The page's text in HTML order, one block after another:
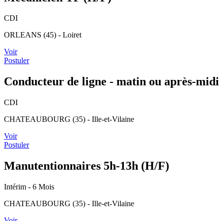
CDI
ORLEANS (45) - Loiret
Voir
Postuler
Conducteur de ligne - matin ou après-
CDI
CHATEAUBOURG (35) - Ille-et-Vilaine
Voir
Postuler
Manutentionnaires 5h-13h (H/F)
Intérim - 6 Mois
CHATEAUBOURG (35) - Ille-et-Vilaine